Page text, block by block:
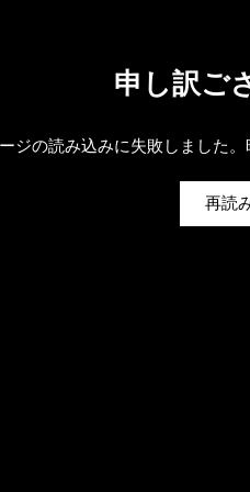
申し訳ご
ジの読み込みに失敗しました
再読